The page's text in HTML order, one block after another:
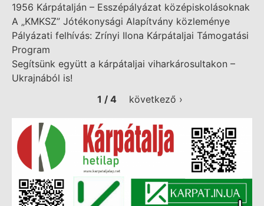
1956 Kárpátalján – Esszépályázat középiskolásoknak
A „KMKSZ” Jótékonysági Alapítvány közleménye
Pályázati felhívás: Zrínyi Ilona Kárpátaljai Támogatási
Program
Segítsünk együtt a kárpátaljai viharkárosultakon –
Ukrajnából is!
1 / 4
következő ›